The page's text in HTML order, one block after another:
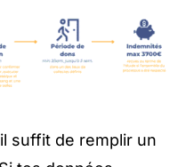
suffit de remplir un